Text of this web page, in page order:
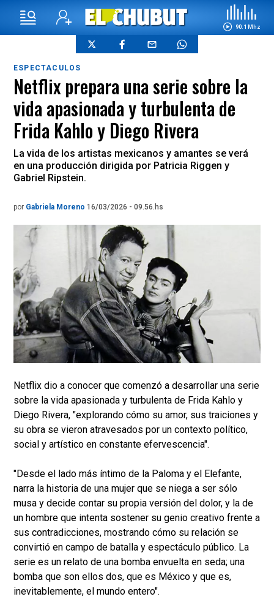
90.1 Mhz
ESPECTACULOS
Netflix prepara una serie sobre la
vida apasionada y turbulenta de
Frida Kahlo y Diego Rivera
La vida de los artistas mexicanos y amantes se verá
en una producción dirigida por Patricia Riggen y
Gabriel Ripstein.
por Gabriela Moreno 16/03/2026 - 09.56.hs
Netflix dio a conocer que comenzó a desarrollar una serie
sobre la vida apasionada y turbulenta de Frida Kahlo y
Diego Rivera, "explorando cómo su amor, sus traiciones y
su obra se vieron atravesados por un contexto político,
social y artístico en constante efervescencia".
"Desde el lado más íntimo de la Paloma y el Elefante,
narra la historia de una mujer que se niega a ser sólo
musa y decide contar su propia versión del dolor, y la de
un hombre que intenta sostener su genio creativo frente a
sus contradicciones, mostrando cómo su relación se
convirtió en campo de batalla y espectáculo público. La
serie es un relato de una bomba envuelta en seda; una
bomba que son ellos dos, que es México y que es,
inevitablemente, el mundo entero".